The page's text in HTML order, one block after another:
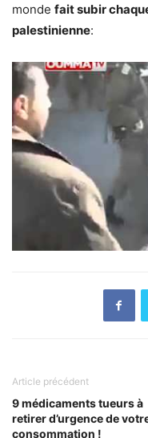
monde fait subir
palestinienne:
Article précédent
9 médicaments tueurs à
retirer d’urgence de
consommation !